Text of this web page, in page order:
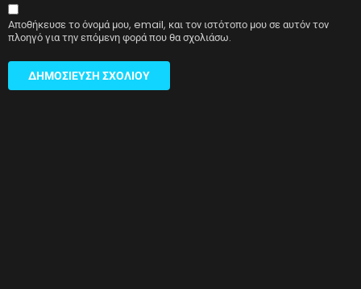
Αποθήκευσε το όνομά μου, email, και τον ιστότοπο μου σε αυτόν τον
πλοηγό για την επόμενη φορά που θα σχολιάσω.